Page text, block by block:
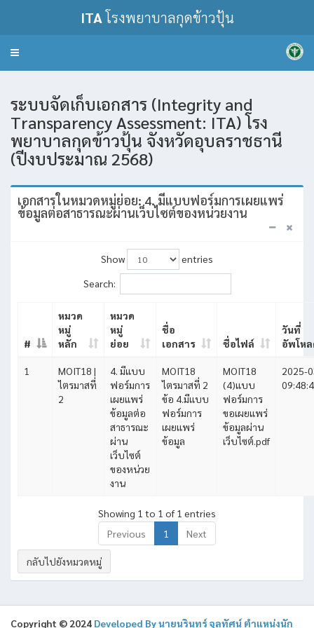
ITAโรงพยาบาลกุดข้าวปุ้น
Toggle
ระบบจัดเก็บเอกสาร (Integrity and
Transparency Assessment: ITA) โรง
พยาบาลกุดข้าวปุ้น จังหวัดอุบลราชธานี
(ปีงบประมาณ 2568)
เอกสารในหมวดหมู่ย่อย: 4. มีแบบฟอร์มการเผยแพร่
ข้อมูลต่อสาธารณะผ่านเว็บไซต์ของหน่วยงาน
Show
entries
Search:
#
หมวด
หมู่
หลัก
หมวด
หมู่
ย่อย
ชื่อ
เอกสาร
ชื่อไฟล์
วันที่
อัพโห
1
MOIT18 |
ไตรมาสที่
2
4. มีแบบ
ฟอร์มการ
เผยแพร่
ข้อมูลต่อ
สาธารณะ
ผ่าน
เว็บไซต์
ของหน่วย
งาน
MOIT18
ไตรมาสที่ 2
ข้อ 4.มีเเบบ
ฟอร์มการ
เผยเเพร่
ข้อมูล
MOIT18
(4)แบบ
ฟอร์มการ
ขอเผยแพร่
ข้อมูลผ่าน
เว็บไซต์.pdf
2025-
Showing 1 to 1 of 1 entries
Previous
1 Next
กลับไปยังหมวดหมู่
Copyright © 2024 Developed By นายนรินทร์ จุลทัศน์ ตําแหน่งนัก